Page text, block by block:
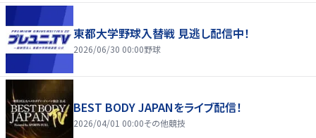
東都大学野球入替戦 見逃し配信中！
2026/06/30 00:00野球
BEST BODY JAPANをライブ配信！
2026/04/01 00:00その他競技